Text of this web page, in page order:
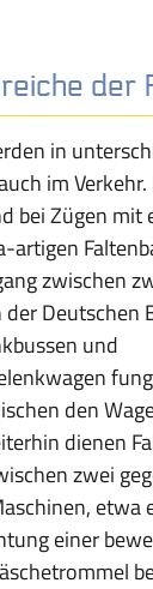
der
in
im
bei Zügen mit
artigen
zwischen
der Deutschen
und
den
dienen
zwei
etwa
einer